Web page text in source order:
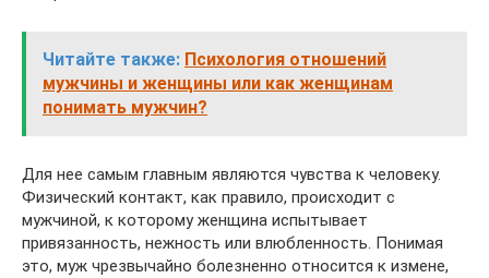
Читайте также: Психология отношений
мужчины и женщины или как женщинам
понимать мужчин?
Для нее самым главным являются чувства к человеку.
Физический контакт, как правило, происходит с
мужчиной, к которому женщина испытывает
привязанность, нежность или влюбленность. Понимая
это, муж чрезвычайно болезненно относится к измене,